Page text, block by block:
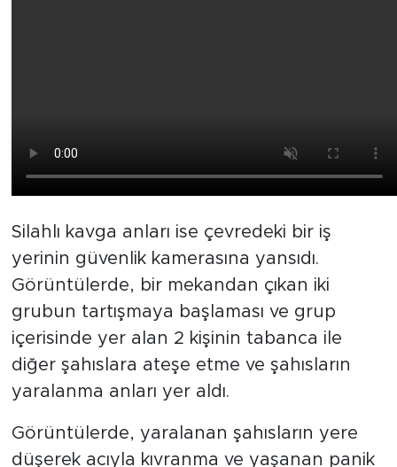
Silahlı kavga anları ise çevredeki bir iş
yerinin güvenlik kamerasına yansıdı.
Görüntülerde, bir mekandan çıkan iki
grubun tartışmaya başlaması ve grup
içerisinde yer alan 2 kişinin tabanca ile
diğer şahıslara ateşe etme ve şahısların
yaralanma anları yer aldı.
Görüntülerde, yaralanan şahısların yere
düşerek acıyla kıvranma ve yaşanan panik